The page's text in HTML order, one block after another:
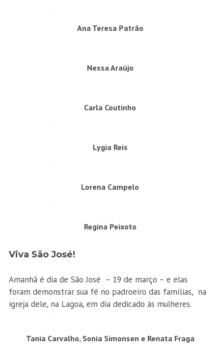
Ana Teresa Patrão
Nessa Araújo
Carla Coutinho
Lygia Reis
Lorena Campelo
Regina Peixoto
Viva São José!
Amanhã é dia de São José – 19 de março – e elas
foram demonstrar sua fé no padroeiro das famílias, na
igreja dele, na Lagoa, em dia dedicado às mulheres.
Tania Carvalho, Sonia Simonsen e Renata Fraga